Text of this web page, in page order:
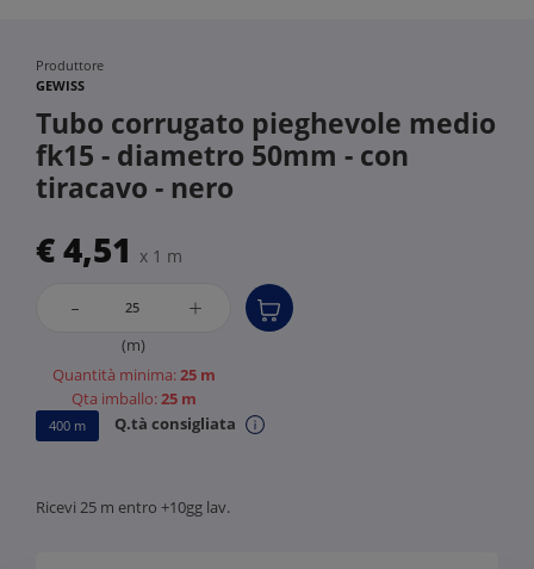
Produttore
GEWISS
Tubo corrugato pieghevole medio
fk15 - diametro 50mm - con
tiracavo - nero
€ 4,51 x 1 m
- +
(m)
Quantità minima:25 m
Qta imballo:25 m
400 m Q.tà consigliata
Ricevi 25 m entro +10gg lav.